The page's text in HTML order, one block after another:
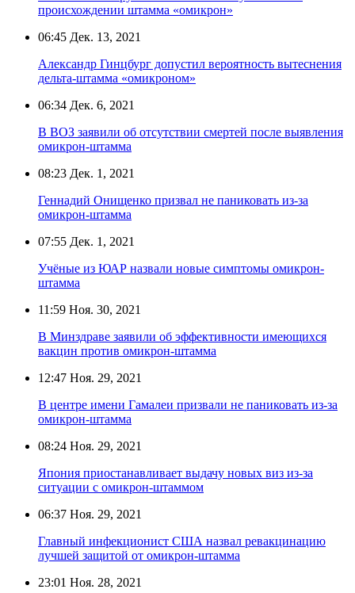
происхождении штамма «омикрон»
06:45 Дек. 13, 2021
Александр Гинцбург допустил вероятность вытеснения
дельта-штамма «омикроном»
06:34 Дек. 6, 2021
В ВОЗ заявили об отсутствии смертей после выявления
омикрон-штамма
08:23 Дек. 1, 2021
Геннадий Онищенко призвал не паниковать из-за
омикрон-штамма
07:55 Дек. 1, 2021
Учёные из ЮАР назвали новые симптомы омикрон-
штамма
11:59 Ноя. 30, 2021
В Минздраве заявили об эффективности имеющихся
вакцин против омикрон-штамма
12:47 Ноя. 29, 2021
В центре имени Гамалеи призвали не паниковать из-за
омикрон-штамма
08:24 Ноя. 29, 2021
Япония приостанавливает выдачу новых виз из-за
ситуации с омикрон-штаммом
06:37 Ноя. 29, 2021
Главный инфекционист США назвал ревакцинацию
лучшей защитой от омикрон-штамма
23:01 Ноя. 28, 2021